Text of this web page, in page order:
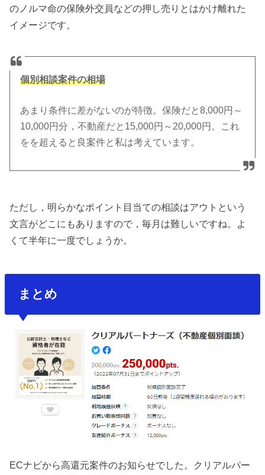
のノルマ命の保険外交員などの押し売りとはかけ離れた
イメージです。
個別相談案件の相場
あまり条件に差がないのが特徴。保険だと8,000円～
10,000円分，不動産だと15,000円～20,000円。これ
をを超えると良案件と私は考えています。
ただし，明らかなポイント目当ての相談はアウトという
文言がどこにもありますので，毎月は難しいですね。よ
くて半年に一度でしょうか。
まとめ
ECナビから高還元案件のお知らせでした。クリアルパー